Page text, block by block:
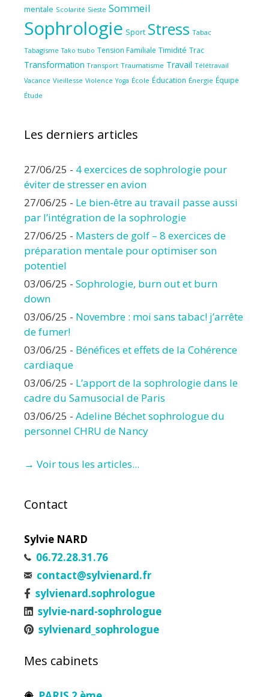
mentale Scolarité Sieste Sommeil
Sophrologie Sport Stress Tabac
Tabagisme Tako tsubo Tension Familiale Timidité Trac
Transformation Transport Traumatisme Travail Télétravail
Vacance Vieillesse Violence Yoga École Éducation Énergie Équipe
Étude
Les derniers articles
27/06/25 - 4 exercices de sophrologie pour
éviter de stresser en avion
27/06/25 - Le bien-être au travail passe aussi
par l’intégration de la sophrologie
27/06/25 - Masters de golf – 8 exercices de
préparation mentale pour optimiser son
potentiel
03/06/25 - Sophrologie, burn out et burn
down
03/06/25 - Novembre : moi sans tabac! j’arrête
de fumer!
03/06/25 - Bénéfices et effets de la Cohérence
cardiaque
03/06/25 - L’apport de la sophrologie dans le
cadre du Samusocial de Paris
03/06/25 - Adeline Béchet sophrologue du
personnel CHRU de Nancy
→ Voir tous les articles...
Contact
Sylvie NARD
06.72.28.31.76
contact@sylvienard.fr
sylvienard.sophrologue
sylvie-nard-sophrologue
sylvienard_sophrologue
Mes cabinets